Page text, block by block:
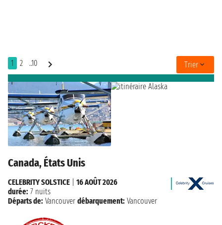
1 2 ..10 Trier
Canada, États Unis
CELEBRITY SOLSTICE
16 AOÛT 2026
durée: 7 nuits
Départs de: Vancouver débarquement: Vancouver